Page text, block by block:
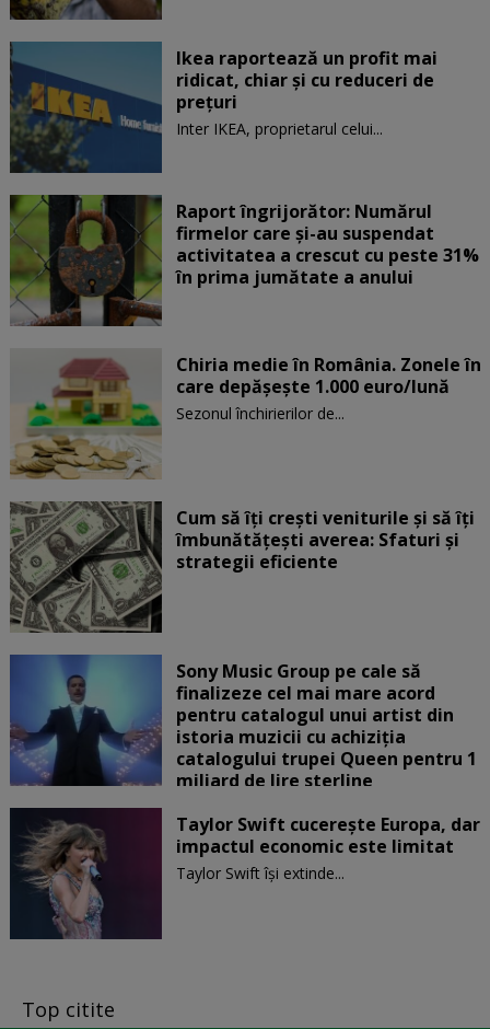
Ikea raportează un profit mai
ridicat, chiar și cu reduceri de
preţuri
Inter IKEA, proprietarul celui...
Raport îngrijorător: Numărul
firmelor care şi-au suspendat
activitatea a crescut cu peste 31%
în prima jumătate a anului
Chiria medie în România. Zonele în
care depăşeşte 1.000 euro/lună
Sezonul închirierilor de...
Cum să îți crești veniturile și să îți
îmbunătățești averea: Sfaturi și
strategii eficiente
Sony Music Group pe cale să
finalizeze cel mai mare acord
pentru catalogul unui artist din
istoria muzicii cu achiziția
catalogului trupei Queen pentru 1
miliard de lire sterline
Taylor Swift cucerește Europa, dar
impactul economic este limitat
Taylor Swift își extinde...
Top citite